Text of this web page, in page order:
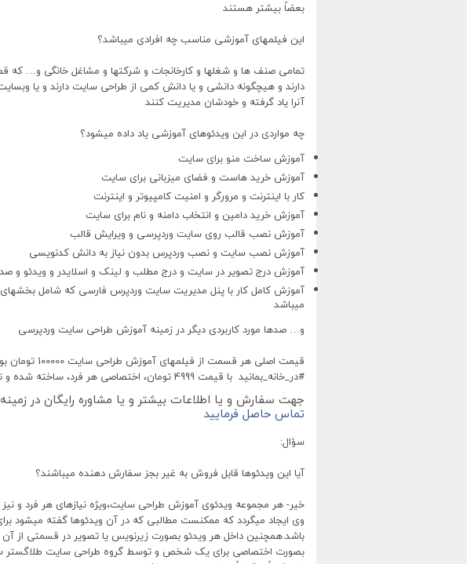
بعضاً بیشتر هستند
این فیلمهای آموزشی مناسب چه افرادی میباشد؟
تمامی صنف ها و شغلها و کارخانجات و شرکتها و مشاغل خانگی و… که
دارند و هیچگونه دانشی و یا دانش کمی از طراحی سایت دارند و یا
آنرا یاد گرفته و خودشان مدیریت کنند
چه مواردی در این ویدئوهای آموزشی یاد داده میشود؟
آموزش ساخت منو برای سایت
آموزش خرید هاست و فضای میزبانی برای سایت
کار با اینترنت و مرورگر و امنیت کامپیوتر و اینترنت
آموزش خرید دامین و انتخاب دامنه و نام برای سایت
آموزش نصب قالب روی سایت وردپرسی و ویرایش قالب
آموزش نصب سایت و نصب وردپرس بدون نیاز به دانش کدنویسی
آموزش درج تصویر در سایت و درج مطلب و لینک و اسلایدر و ویدئو و
آموزش کامل کار با پنل مدیریت سایت وردپرس فارسی که شامل بخشهای
میباشد
و… صدها مورد کاربردی دیگر در زمینه آموزش طراحی سایت وردپرسی
قیمت اصلی هر قسمت
#در_خانه_بمانید با قیمت 4999 تومان، اختصاصی هر فرد، ساخته شده و تقدیم میگردد
جهت سفارش و یا اطلاعات بیشتر و یا مشاوره رایگان در
تماس حاصل فرمایید
سؤال:
آیا این ویدئوها قابل فروش به غیر بجز سفارش دهنده میباشند؟
خیر- هر مجموعه ویدئوی آموزش طراحی سایت،ویژه نیازهای هر فرد و نیز
وی ایجاد میگردد که ممکنست مطالبی که در آن ویدئوها گفته میشود برای
باشد.همچنین داخل هر ویدئو بصورت زیرنویس یا تصویر در قسمتی از
بصورت اختصاصی برای یک شخص و توسط گروه طراحی سایت طلاگستر